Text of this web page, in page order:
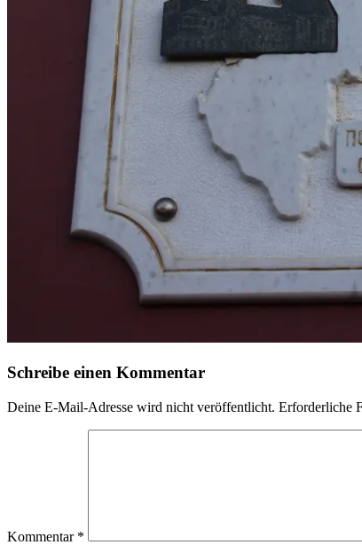
Schreibe einen Kommentar
Deine E-Mail-Adresse wird nicht veröffentlicht. Erforderliche
Kommentar *